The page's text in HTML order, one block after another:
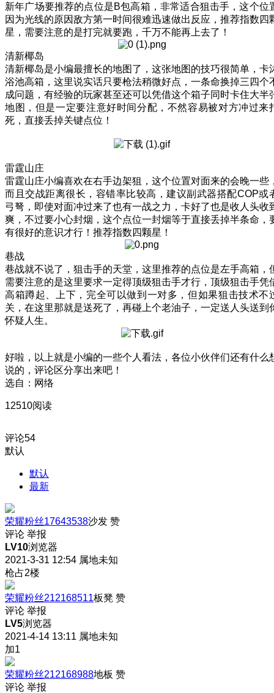
新年广场要推荐的点位是B包高箱，非常适合狙击手，这个位
因为光线的原因敌方第一时间很难迅速做出反应，推荐指数四
星，需要注意的是打完就要跑，千万不能再上去了！
清新椰岛
清新椰岛是小编最擅长的地图了，这张地图的技巧很简单，卡
浴池高箱，这里说实话只要枪法稍微好点，一条命换掉三四个
成问题，有经验的玩家甚至还可以凭借这个箱子同时卡住大半
地图，但是一定要注意好时间分配，不然容易被对方冲过来
死，直接丢掉关键点位！
雷霆山庄
雷霆山庄小编喜欢在右手边架狙，这个位置对面来的会晚一些
而且交战距离很长，容错率比较高，建议副武器搭配COP或
弓弩，即使对面冲过来了也有一战之力，卡好了也是收人头收
爽，不过要小心封烟，这个点位一封烟等于直接丢掉半条命，
有很好的意识才行！推荐指数四颗星！
巷战
巷战就不说了，狙击手的天堂，这里推荐的点位是左手高箱，
需要注意的是这里要求一定得顶级狙击手才行，顶级狙击手凭
高箱蹲起、上下，完全可以做到一对多，但如果狙击技术不
关，在这里那就是送死了，再碰上个老油子，一定送人头送到
怀疑人生。
好啦，以上就是小编的一些个人看法，各位小伙伴们还有什么
说的，评论区分享出来吧！
选自：网络
12510阅读
评论54
默认
默认
最新
荣耀粉丝17643538沙发 赞
评论 举报
LV10浏览器
2021-3-31 12:54 属地未知
枪占2楼
荣耀粉丝212168511板凳 赞
评论 举报
LV5浏览器
2021-4-14 13:11 属地未知
加1
荣耀粉丝212168988地板 赞
评论 举报